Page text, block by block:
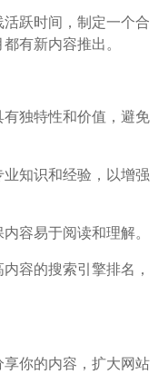
跃时间，制定一个合
有新内容推出。
独特性和价值，避免
知识和经验，以增强
容易于阅读和理解。
容的搜索引擎排名，
你的内容，扩大网站